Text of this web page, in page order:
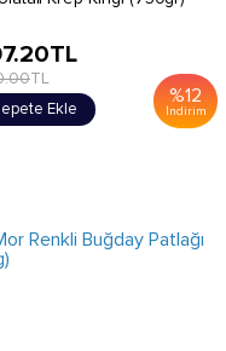
%12
İndirim
TL
TL
Ekle